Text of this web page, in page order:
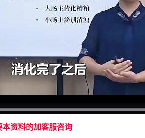
资料的加客服咨询